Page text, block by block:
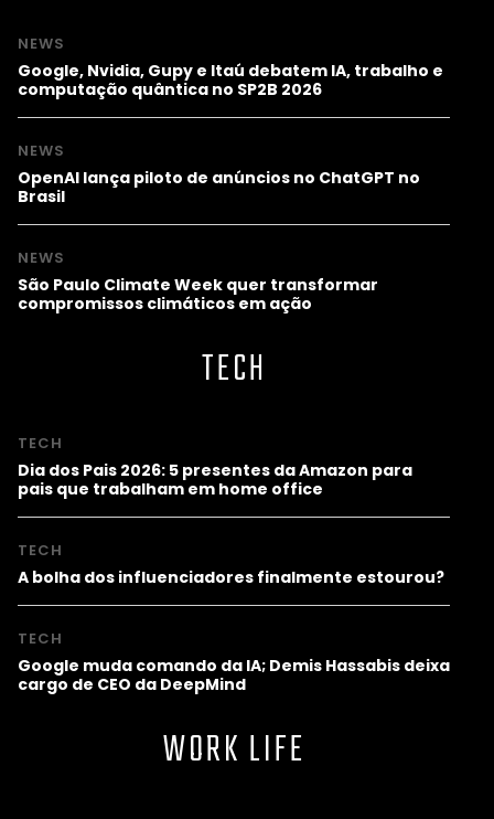
NEWS
Google, Nvidia, Gupy e Itaú debatem IA, trabalho e
computação quântica no SP2B 2026
NEWS
OpenAI lança piloto de anúncios no ChatGPT no
Brasil
NEWS
São Paulo Climate Week quer transformar
compromissos climáticos em ação
TECH
TECH
Dia dos Pais 2026: 5 presentes da Amazon para
pais que trabalham em home office
TECH
A bolha dos influenciadores finalmente estourou?
TECH
Google muda comando da IA; Demis Hassabis deixa
cargo de CEO da DeepMind
WORK LIFE